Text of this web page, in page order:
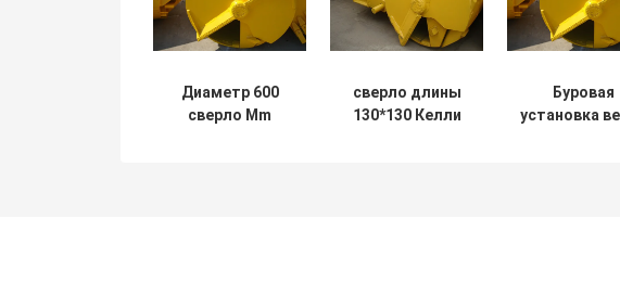
Диаметр 600
сверло Mm
сверло длины
130*130 Келли
Буровая
установка